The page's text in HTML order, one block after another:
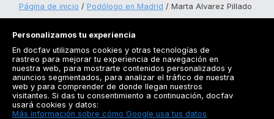
Página de inicio Podólogo en Madrid Marta Alvarez Pillado
Registrarse
Docfav
Personalizamos tu experiencia
En docfav utilizamos cookies y otras tecnologías de
rastreo para mejorar tu experiencia de navegación en
nuestra web, para mostrarte contenidos personalizados y
anuncios segmentados, para analizar el tráfico de nuestra
web y para comprender de donde llegan nuestros
visitantes. Si das tu consentimiento a continuación, docfav
usará cookies y datos:
Más información sobre cómo Google usa tus datos